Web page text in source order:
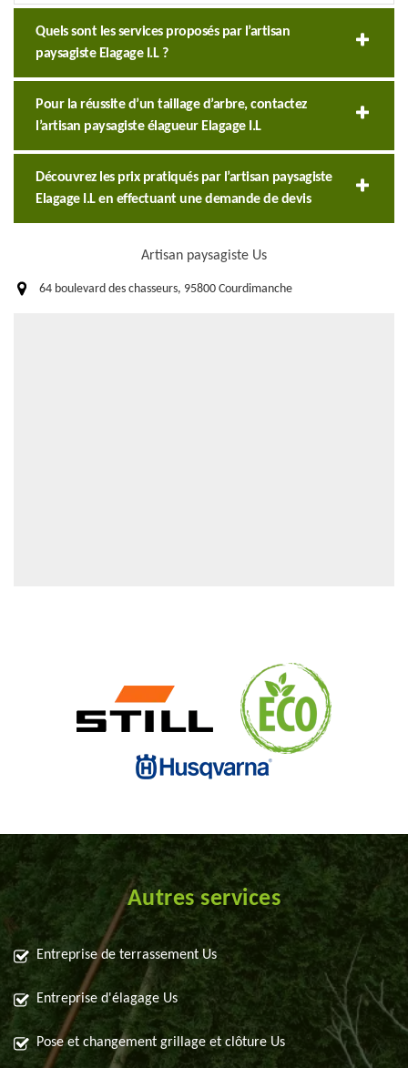
Quels sont les services proposés par l’artisan
paysagiste Elagage I.L ?
Pour la réussite d’un taillage d’arbre, contactez
l’artisan paysagiste élagueur Elagage I.L
Découvrez les prix pratiqués par l’artisan paysagiste
Elagage I.L en effectuant une demande de devis
Artisan paysagiste Us
64 boulevard des chasseurs, 95800 Courdimanche
Autres services
Entreprise de terrassement Us
Entreprise d'élagage Us
Pose et changement grillage et clôture Us